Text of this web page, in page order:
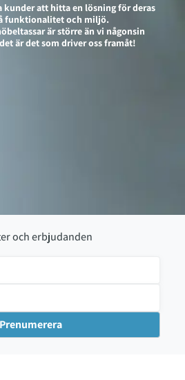
att hitta en lösning för deras
funktionalitet och miljö.
är större än vi någonsin
är det som driver oss framåt!
och erbjudanden